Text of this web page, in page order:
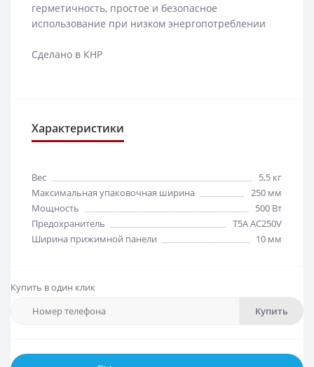
герметичность, простое и безопасное
использование при низком энергопотреблении
Сделано в КНР
Характеристики
Вес
5,5 кг
Максимальная упаковочная ширина
250 мм
Мощность
500 Вт
Предохранитель
T5A AC250V
Ширина прижимной панели
10 мм
Купить в один клик
Купить